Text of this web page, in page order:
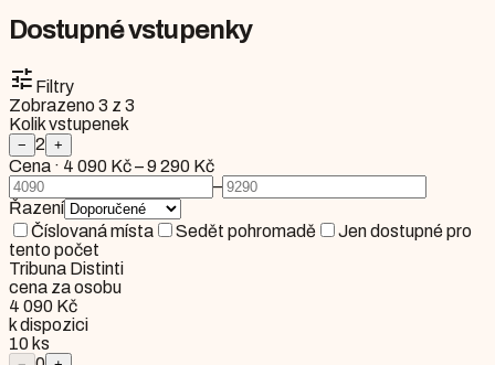
Dostupné vstupenky
tune Filtry
Zobrazeno3 z 3
Kolik vstupenek
− 2 +
Cena · 4 090 Kč–9 290 Kč
–
Řazení
Číslovaná místa
Sedět pohromadě
Jen dostupné pro
tento počet
Tribuna Distinti
cena za osobu
4 090 Kč
k dispozici
10 ks